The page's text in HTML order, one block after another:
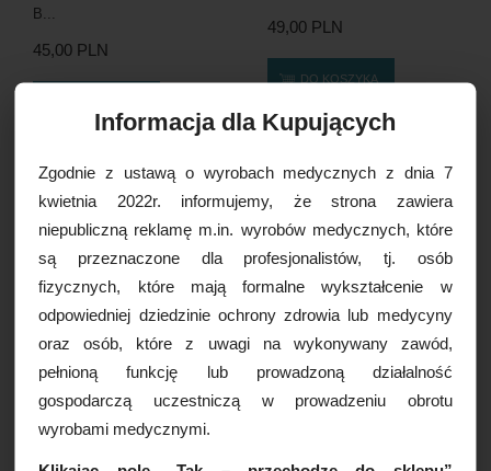
B...
45,00 PLN
49,00 PLN
DO KOSZYKA
Igła do makijażu
permanentnego Seirin Typ J...
Igła do makijażu
Informacja dla Kupujących
Zgodnie z ustawą o wyrobach medycznych z dnia 7
kwietnia 2022r. informujemy, że strona zawiera
niepubliczną reklamę m.in. wyrobów medycznych, które
są przeznaczone dla profesjonalistów, tj. osób
fizycznych, które mają formalne wykształcenie w
odpowiedniej dziedzinie ochrony zdrowia lub medycyny
oraz osób, które z uwagi na wykonywany zawód,
pełnioną funkcję lub prowadzoną działalność
gospodarczą uczestniczą w prowadzeniu obrotu
wyrobami medycznymi.